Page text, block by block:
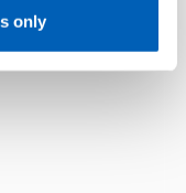
only